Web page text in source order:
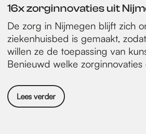
16x zorginnovaties uit
De zorg in Nijmegen blijft zich
ziekenhuisbed is gemaakt,
willen ze de toepassing van
Benieuwd welke
Lees verder